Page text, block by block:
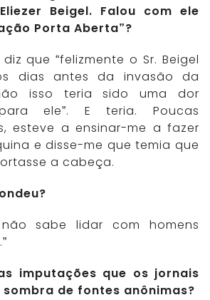
Beigel. Falou com ele
Porta Aberta”?
que “felizmente o Sr. Beigel
dias antes da invasão da
isso teria sido uma dor
ele”. E teria. Poucas
esteve a ensinar-me a fazer
e disse-me que temia que
a cabeça.
sabe lidar com homens
imputações que os jornais
de fontes anônimas?